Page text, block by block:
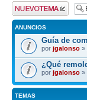
Publicar un nuevo
tema
ANUNCIOS
Guía de
por jgalonso »
¿Qué
por jgalonso »
TEMAS